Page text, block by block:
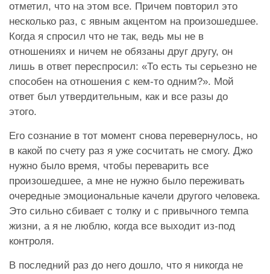
отметил, что на этом все. Причем повторил это
несколько раз, с явным акцентом на произошедшее.
Когда я спросил что не так, ведь мы не в
отношениях и ничем не обязаны друг другу, он
лишь в ответ переспросил: «То есть ты серьезно не
способен на отношения с кем-то одним?». Мой
ответ был утвердительным, как и все разы до
этого.
Его сознание в тот момент снова перевернулось, но
в какой по счету раз я уже сосчитать не смогу. Джо
нужно было время, чтобы переварить все
произошедшее, а мне не нужно было переживать
очередные эмоциональные качели другого человека.
Это сильно сбивает с толку и с привычного темпа
жизни, а я не люблю, когда все выходит из-под
контроля.
В последний раз до него дошло, что я никогда не